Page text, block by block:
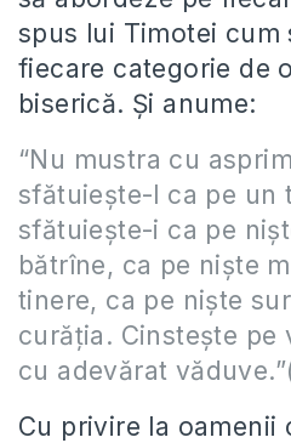
spus lui Timotei cum
fiecare categorie de
biserică. Și anume:
“Nu mustra cu
sfătuiește-l ca pe un
sfătuiește-i ca pe
bătrîne, ca pe niște
tinere, ca pe niște
curăția. Cinstește pe
cu adevărat
Cu privire la oamenii